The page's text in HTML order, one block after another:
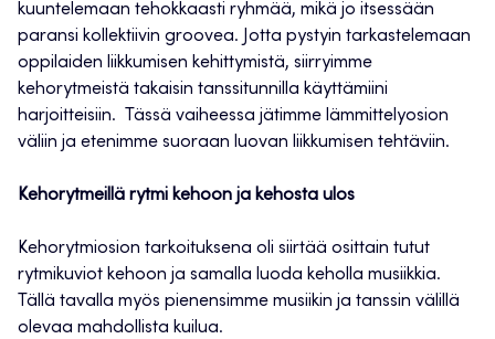
kuuntelemaan tehokkaasti ryhmää, mikä jo itsessään
paransi kollektiivin groovea. Jotta pystyin tarkastelemaan
oppilaiden liikkumisen kehittymistä, siirryimme
kehorytmeistä takaisin tanssitunnilla käyttämiini
harjoitteisiin. Tässä vaiheessa jätimme lämmittelyosion
väliin ja etenimme suoraan luovan liikkumisen tehtäviin.
Kehorytmeillä rytmi kehoon ja kehosta ulos
Kehorytmiosion tarkoituksena oli siirtää osittain tutut
rytmikuviot kehoon ja samalla luoda keholla musiikkia.
Tällä tavalla myös pienensimme musiikin ja tanssin välillä
olevaa mahdollista kuilua.